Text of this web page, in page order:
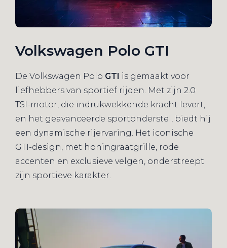
Volkswagen Polo GTI
De Volkswagen Polo GTI
is gemaakt voor
liefhebbers van sportief rijden. Met zijn 2.0
TSI-motor, die indrukwekkende kracht levert,
en het geavanceerde sportonderstel, biedt hij
een dynamische rijervaring. Het iconische
GTI-design, met honingraatgrille, rode
accenten en exclusieve velgen, onderstreept
zijn sportieve karakter.